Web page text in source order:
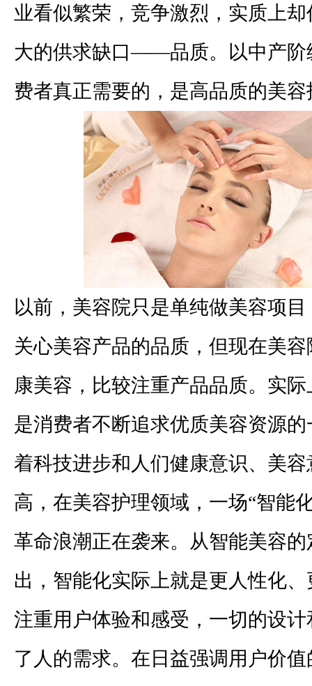
业看似繁荣，竞争激烈，实质上
大的供求缺口——品质。以中产阶
费者真正需要的，是高品质的美容
以前，美容院只是单纯做美容项
关心美容产品的品质，但现在美
康美容，比较注重产品品质。实
是消费者不断追求优质美容资源
着科技进步和人们健康意识、美
高，在美容护理领域，一场“智能
革命浪潮正在袭来。从智能美容
出，智能化实际上就是更人性化
注重用户体验和感受，一切的设
了人的需求。在日益强调用户价